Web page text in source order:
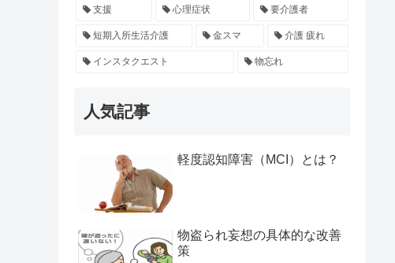
支援 心理症状 要介護者
短期入所生活介護 金スマ 介護 疲れ
インスタクエスト 物忘れ
人気記事
軽度認知障害（MCI）とは？
物盗られ妄想の具体的な改善
策